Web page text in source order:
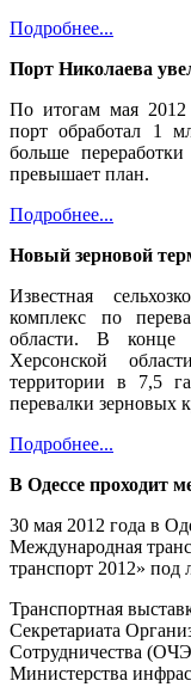
Подробнее...
Порт Николаева
По итогам мая 2012
порт обработал 1
больше
превышает план.
Подробнее...
Новый зерновой
Известная
комплекс по
области. В конце
Херсонской
территории в 7,5
перевалки зерновых
Подробнее...
В Одессе проходит
30 мая 2012 года в
Международная
транспорт 2012» под
Транспортная
Секретариата
Сотрудничества
Министерства